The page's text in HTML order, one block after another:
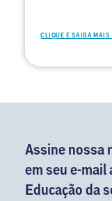
CLIQUE E SAIBA MAIS
Assine nossa
em seu e-
Educação da